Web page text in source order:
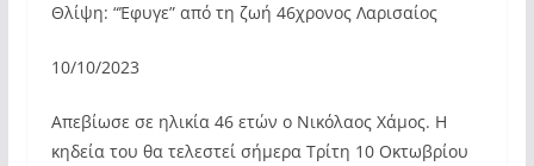
Θλίψη: “Έφυγε” από τη ζωή 46χρονος Λαρισαίος
10/10/2023
Απεβίωσε σε ηλικία 46 ετών ο Νικόλαος Χάμος. Η
κηδεία του θα τελεστεί σήμερα Τρίτη 10 Οκτωβρίου